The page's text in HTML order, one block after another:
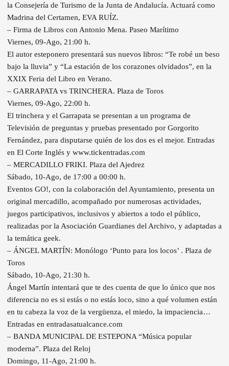
la Consejería de Turismo de la Junta de Andalucía. Actuará como
Madrina del Certamen, EVA RUÍZ.
– Firma de Libros con Antonio Mena. Paseo Marítimo
Viernes, 09-Ago, 21:00 h.
El autor esteponero presentará sus nuevos libros: “Te robé un beso
bajo la lluvia” y “La estación de los corazones olvidados”, en la
XXIX Feria del Libro en Verano.
– GARRAPATA vs TRINCHERA. Plaza de Toros
Viernes, 09-Ago, 22:00 h.
El trinchera y el Garrapata se presentan a un programa de
Televisión de preguntas y pruebas presentado por Gorgorito
Fernández, para disputarse quién de los dos es el mejor. Entradas
en El Corte Inglés y www.tickentradas.com
– MERCADILLO FRIKI. Plaza del Ajedrez
Sábado, 10-Ago, de 17:00 a 00:00 h.
Eventos GO!, con la colaboración del Ayuntamiento, presenta un
original mercadillo, acompañado por numerosas actividades,
juegos participativos, inclusivos y abiertos a todo el público,
realizadas por la Asociación Guardianes del Archivo, y adaptadas a
la temática geek.
– ÁNGEL MARTÍN: Monólogo ‘Punto para los locos’ . Plaza de
Toros
Sábado, 10-Ago, 21:30 h.
Ángel Martín intentará que te des cuenta de que lo único que nos
diferencia no es si estás o no estás loco, sino a qué volumen están
en tu cabeza la voz de la vergüenza, el miedo, la impaciencia…
Entradas en entradasatualcance.com
– BANDA MUNICIPAL DE ESTEPONA “Música popular
moderna”. Plaza del Reloj
Domingo, 11-Ago, 21:00 h.